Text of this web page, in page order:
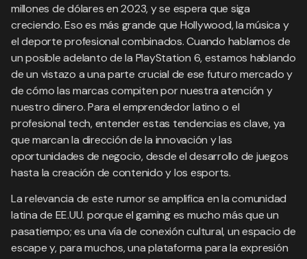
millones de dólares en 2023, y se espera que siga
creciendo. Eso es más grande que Hollywood, la música y
el deporte profesional combinados. Cuando hablamos de
un posible adelanto de la PlayStation 6, estamos hablando
de un vistazo a una parte crucial de ese futuro mercado y
de cómo las marcas compiten por nuestra atención y
nuestro dinero. Para el emprendedor latino o el
profesional tech, entender estas tendencias es clave, ya
que marcan la dirección de la innovación y las
oportunidades de negocio, desde el desarrollo de juegos
hasta la creación de contenido y los esports.
La relevancia de este rumor se amplifica en la comunidad
latina de EE.UU. porque el gaming es mucho más que un
pasatiempo; es una vía de conexión cultural, un espacio de
escape y, para muchos, una plataforma para la expresión